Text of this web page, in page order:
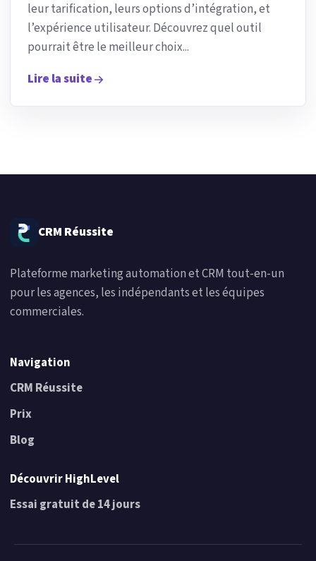
leur tarification, leurs options d’intégration, et
l’expérience utilisateur. Découvrez quel outil
pourrait être le meilleur choix...
Lire la suite
CRM Réussite
Plateforme marketing automation et CRM tout-en-un
pour les agences, les indépendants et les équipes
commerciales.
Navigation
CRM Réussite
Prix
Blog
Découvrir HighLevel
Essai gratuit de 14 jours